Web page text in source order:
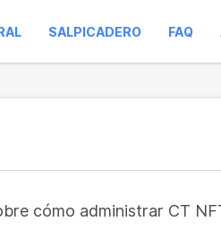
SALPICADERO FAQ
cómo administrar CT